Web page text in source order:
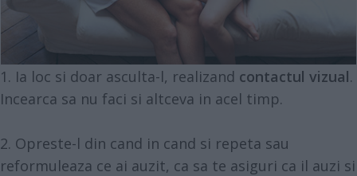
1. Ia loc si doar asculta-l, realizand contactul vizual.
Incearca sa nu faci si altceva in acel timp.
2. Opreste-l din cand in cand si repeta sau
reformuleaza ce ai auzit, ca sa te asiguri ca il auzi si